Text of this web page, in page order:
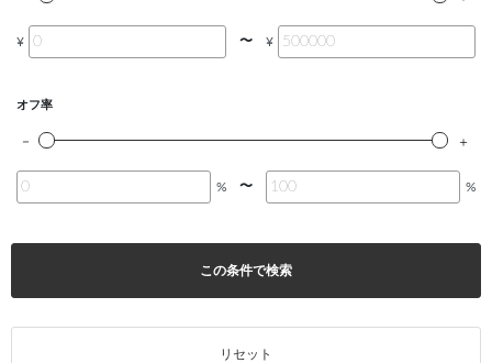
¥ 〜 ¥
オフ率
% 〜 %
この条件で検索
リセット